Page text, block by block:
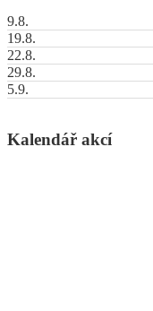
9.8.
19.8.
22.8.
29.8.
5.9.
Kalendář akcí